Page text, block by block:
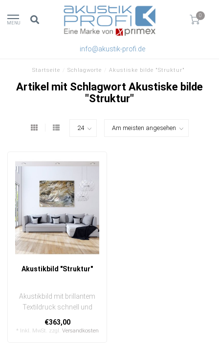
MENU
0
info@akustik-profi.de
Startseite Schlagworte Akustiske bilde "Struktur"
Artikel mit Schlagwort Akustiske bilde
"Struktur"
Akustikbild "Struktur"
Akustikbild mit brillantem
Textildruck schnell und
einfach austauschbar
In eine..
€363,00
* Inkl. MwSt. zzgl. Versandkosten